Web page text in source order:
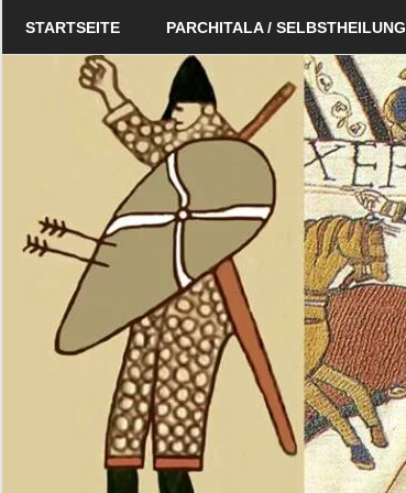
Schildverlag
STARTSEITE PARCHITALA / SELBSTHEILUNG